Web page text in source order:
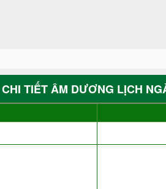
CHI TIẾT ÂM DƯƠNG LỊCH